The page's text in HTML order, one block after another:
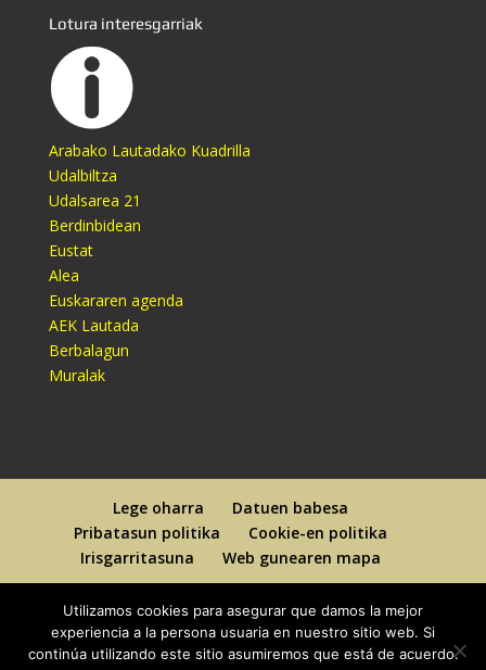
Lotura interesgarriak
Arabako Lautadako Kuadrilla
Udalbiltza
Udalsarea 21
Berdinbidean
Eustat
Alea
Euskararen agenda
AEK Lautada
Berbalagun
Muralak
Lege oharra
Datuen babesa
Pribatasun politika
Cookie-en politika
Irisgarritasuna
Web gunearen mapa
Designed ByElegant Themes| Powered By
Utilizamos cookies para asegurar que damos la mejor
experiencia a la persona usuaria en nuestro sitio web. Si
continúa utilizando este sitio asumiremos que está de acuerdo.